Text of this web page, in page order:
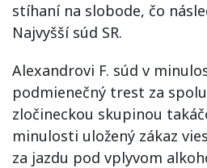
stíhaní na slobode, čo
Najvyšší súd SR.
Alexandrovi F. súd v
podmienečný trest za
zločineckou skupinou
minulosti uložený zákaz
za jazdu pod vplyvom